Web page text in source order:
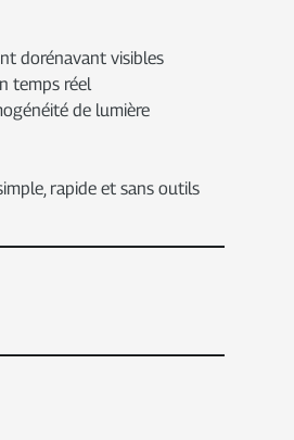
dorénavant visibles
temps réel
de lumière
rapide et sans outils